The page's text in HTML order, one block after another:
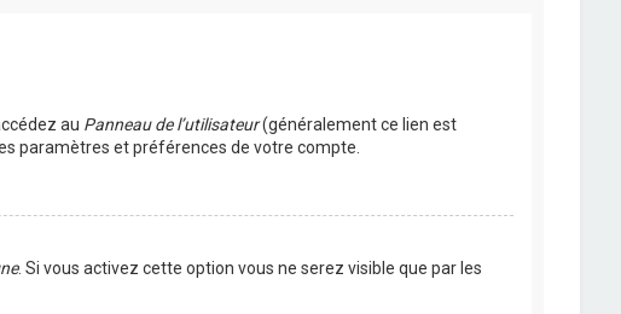
au Panneau de l’utilisateur(généralement ce lien est
paramètres et préférences de votre compte.
. Si vous activez cette option vous ne serez visible que par les